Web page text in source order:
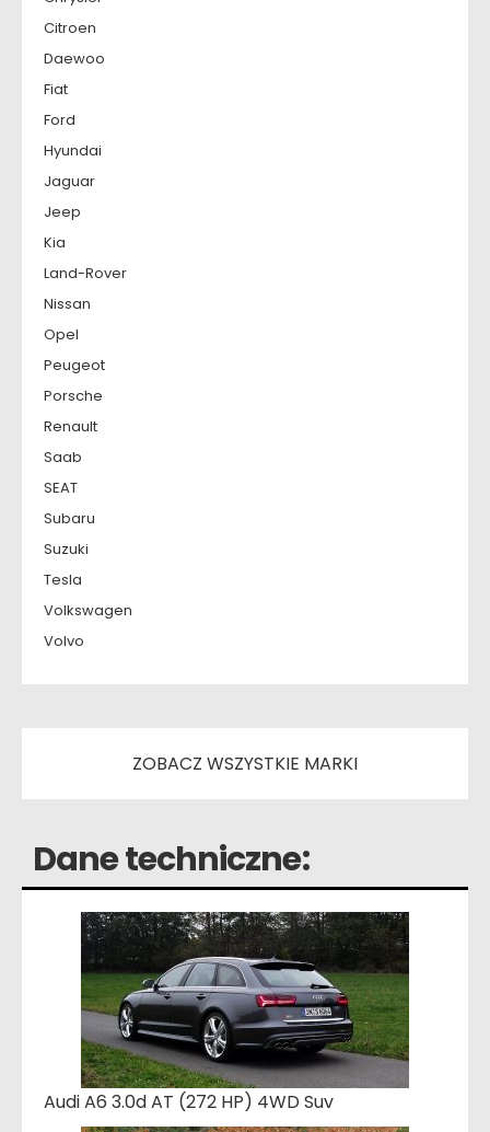
Citroen
Daewoo
Fiat
Ford
Hyundai
Jaguar
Jeep
Kia
Land-Rover
Nissan
Opel
Peugeot
Porsche
Renault
Saab
SEAT
Subaru
Suzuki
Tesla
Volkswagen
Volvo
ZOBACZ WSZYSTKIE MARKI
Dane techniczne:
Audi A6 3.0d AT (272 HP) 4WD Suv